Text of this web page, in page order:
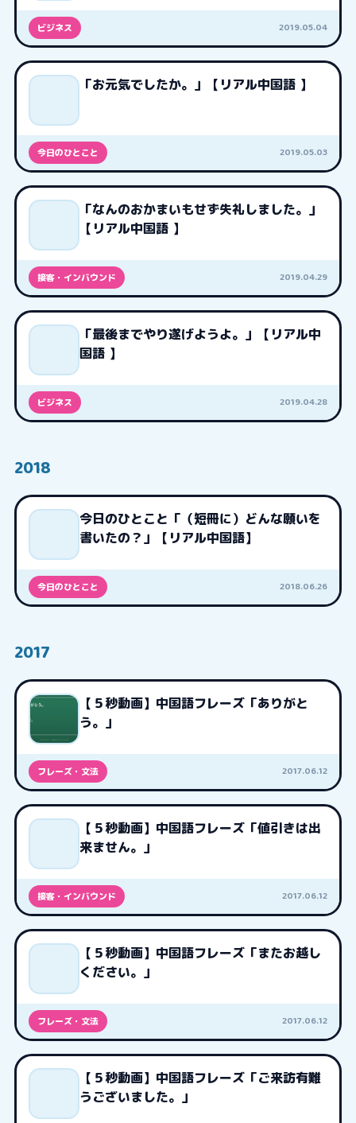
ビジネス 2019.05.04
「お元気でしたか。」【リアル中国語 】
今日のひとこと 2019.05.03
「なんのおかまいもせず失礼しました。」
【リアル中国語 】
接客・インバウンド 2019.04.29
「最後までやり遂げようよ。」【リアル中
国語 】
ビジネス 2019.04.28
2018
今日のひとこと「（短冊に）どんな願いを
書いたの？」【リアル中国語】
今日のひとこと 2018.06.26
2017
【５秒動画】中国語フレーズ「ありがと
う。」
フレーズ・文法 2017.06.12
【５秒動画】中国語フレーズ「値引きは出
来ません。」
接客・インバウンド 2017.06.12
【５秒動画】中国語フレーズ「またお越し
ください。」
フレーズ・文法 2017.06.12
【５秒動画】中国語フレーズ「ご来訪有難
うございました。」